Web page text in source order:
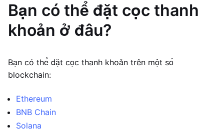
Bạn có thể đặt cọc thanh
khoản ở đâu?
Bạn có thể đặt cọc thanh khoản trên một số
blockchain:
Ethereum
BNB Chain
Solana